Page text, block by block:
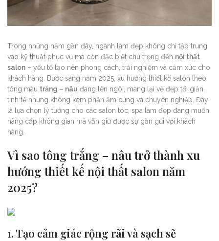
Trong những năm gần đây, ngành làm đẹp không chỉ tập trung
vào kỹ thuật phục vụ mà còn đặc biệt chú trọng đến nội thất
salon – yếu tố tạo nên phong cách, trải nghiệm và cảm xúc cho
khách hàng. Bước sang năm 2025, xu hướng thiết kế salon theo
tông màu trắng – nâu đang lên ngôi, mang lại vẻ đẹp tối giản,
tinh tế nhưng không kém phần ấm cúng và chuyên nghiệp. Đây
là lựa chọn lý tưởng cho các salon tóc, spa làm đẹp đang muốn
nâng cấp không gian mà vẫn giữ được sự gần gũi với khách
hàng.
Vì sao tông trắng – nâu trở thành xu
hướng thiết kế nội thất salon năm
2025?
1. Tạo cảm giác rộng rãi và sạch sẽ